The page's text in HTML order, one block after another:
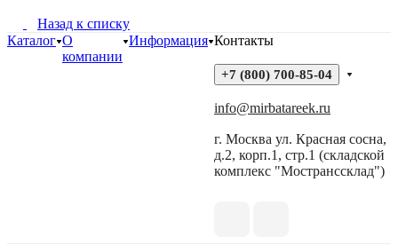
Назад к списку
Каталог О
компании
Информация Контакты
+7 (800) 700-85-04
info@mirbatareek.ru
г. Москва ул. Красная сосна,
д.2, корп.1, стр.1 (складской
комплекс "Мостранссклад")